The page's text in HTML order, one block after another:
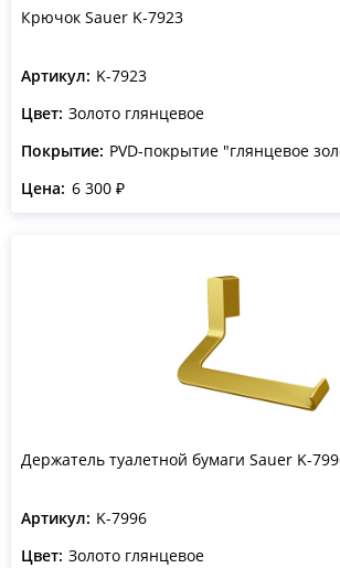
Крючок Sauer K-7923
Артикул: K-7923
Цвет: Золото глянцевое
Покрытие: PVD-покрытие "глянцевое
Цена: 6 300 ₽
Держатель туалетной бумаги Sauer K-
Артикул: K-7996
Цвет: Золото глянцевое